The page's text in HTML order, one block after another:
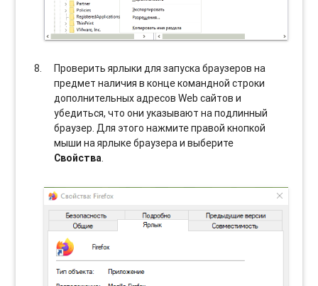
Проверить ярлыки для запуска браузеров на
предмет наличия в конце командной строки
дополнительных адресов Web сайтов и
убедиться, что они указывают на подлинный
браузер. Для этого нажмите правой кнопкой
мыши на ярлыке браузера и выберите
Свойства.